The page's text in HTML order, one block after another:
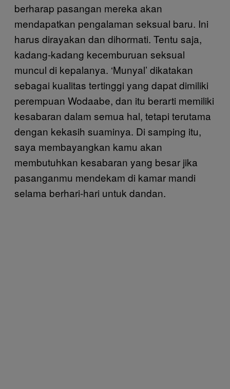
berharap pasangan mereka akan
mendapatkan pengalaman seksual baru. Ini
harus dirayakan dan dihormati. Tentu saja,
kadang-kadang kecemburuan seksual
muncul di kepalanya. ‘Munyal’ dikatakan
sebagai kualitas tertinggi yang dapat dimiliki
perempuan Wodaabe, dan itu berarti memiliki
kesabaran dalam semua hal, tetapi terutama
dengan kekasih suaminya. Di samping itu,
saya membayangkan kamu akan
membutuhkan kesabaran yang besar jika
pasanganmu mendekam di kamar mandi
selama berhari-hari untuk dandan.